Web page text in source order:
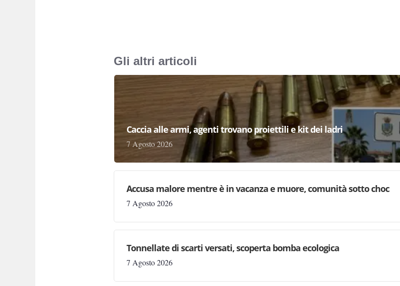
Gli altri articoli
Caccia alle armi, agenti trovano proiettili e kit dei ladri
7 Agosto 2026
Accusa malore mentre è in vacanza e muore, comunità sotto choc
7 Agosto 2026
Tonnellate di scarti versati, scoperta bomba ecologica
7 Agosto 2026